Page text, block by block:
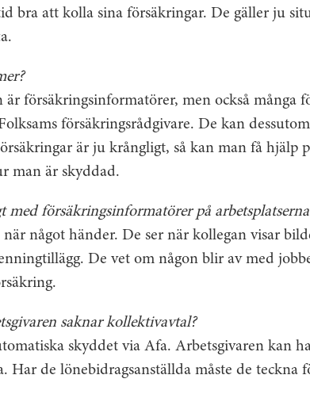
bra att kolla sina försäkringar. De gäller ju
är försäkringsinformatörer, men också många
försäkringsrådgivare. De kan
är ju krångligt, så kan man få hjälp
man är skyddad.
med försäkringsinformatörer på
något händer. De ser när kollegan visar
De vet om någon blir av med
saknar kollektivavtal?
skyddet via Afa. Arbetsgivaren kan
Har de lönebidragsanställda måste de teckna